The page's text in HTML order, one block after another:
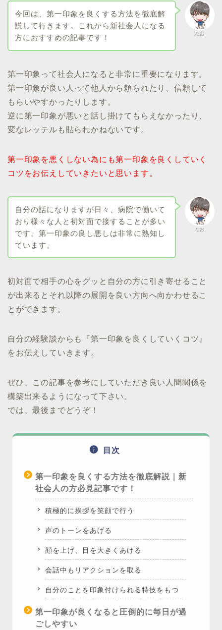
なお
今回は、第一印象を良くする方法を徹底解
説して行きます。これから新社会人になる
方におすすめの記事です！
第一印象って社会人になると非常に重要になります。
第一印象が良い人って他人から頼られたり、信頼して
もらいやすかったりします。
逆に第一印象が悪いと話し掛けてもらえなかったり、
変なレッテルも貼られかねないです。
第一印象を悪くしない為にも第一印象を良くしていく
コツをお伝えしていきたいと思います。
なお
自分の話になりますが日々、病院で働いて
おり様々な人と初対面で接することが多い
です。第一印象の良し悪しは非常に熟知し
ています。
初対面で相手の心をグッと自分の方に引き寄せること
が出来るとそれ以降の展開を良い方向へ向かわせるこ
とができます。
自分の経験談からも『第一印象を良くしていくコツ』
をお伝えしていきます。
ぜひ、この記事を参考にしていただき良い人間関係を
構築出来るようになって下さい。
では、最後までどうぞ！
目次
第一印象を良くする方法を徹底解説｜新
社会人の方必見記事です！
積極的に挨拶を笑顔で行う
声のトーンをあげる
顔を上げ、目を大きくあける
会話中もリアクションを取る
自分のことを印象付けられる特技をもつ
第一印象が良くなると圧倒的に毎日が過
ごしやすい